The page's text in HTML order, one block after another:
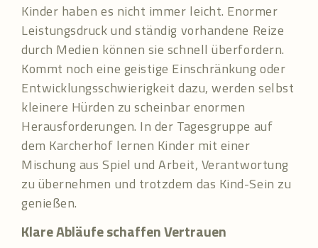
Kinder haben es nicht immer leicht. Enormer
Leistungsdruck und ständig vorhandene Reize
durch Medien können sie schnell überfordern.
Kommt noch eine geistige Einschränkung oder
Entwicklungsschwierigkeit dazu, werden selbst
kleinere Hürden zu scheinbar enormen
Herausforderungen. In der Tagesgruppe auf
dem Karcherhof lernen Kinder mit einer
Mischung aus Spiel und Arbeit, Verantwortung
zu übernehmen und trotzdem das Kind-Sein zu
genießen.
Klare Abläufe schaffen Vertrauen